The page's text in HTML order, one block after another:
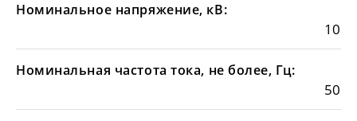
Номинальное напряжение, кВ:
10
Номинальная частота тока, не более, Гц:
50